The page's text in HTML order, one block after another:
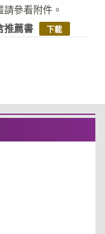
參看附件。
推薦書
下載